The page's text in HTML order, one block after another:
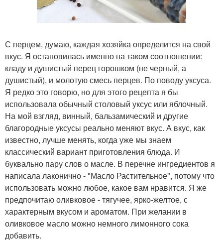
С перцем, думаю, каждая хозяйка определится на свой
вкус. Я остановилась именно на таком соотношении:
кладу и душистый перец горошком (не черный, а
душистый), и молотую смесь перцев. По поводу уксуса.
Я редко это говорю, но для этого рецепта я бы
использовала обычный столовый уксус или яблочный.
На мой взгляд, винный, бальзамический и другие
благородные уксусы реально меняют вкус. А вкус, как
известно, лучше менять, когда уже мы знаем
классический вариант приготовления блюда. И
буквально пару слов о масле. В перечне ингредиентов я
написала лаконично - "Масло Растительное", потому что
использовать можно любое, какое вам нравится. Я же
предпочитаю оливковое - тягучее, ярко-желтое, с
характерным вкусом и ароматом. При желании в
оливковое масло можно немного лимонного сока
добавить.